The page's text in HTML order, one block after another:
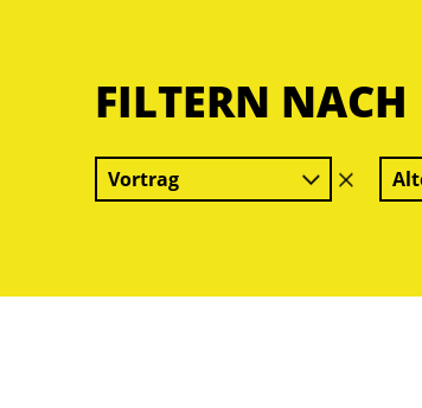
FILTERN NACH
Vortrag
Filter
löschen